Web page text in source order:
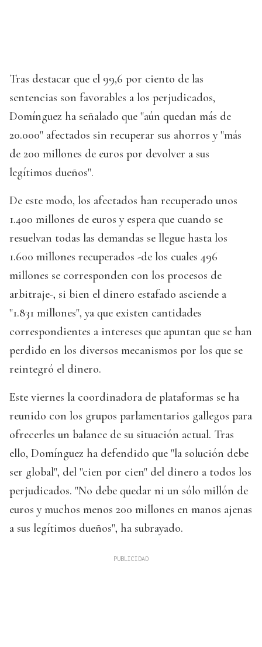
Tras destacar que el 99,6 por ciento de las
sentencias son favorables a los perjudicados,
Domínguez ha señalado que "aún quedan más de
20.000" afectados sin recuperar sus ahorros y "más
de 200 millones de euros por devolver a sus
legítimos dueños".
De este modo, los afectados han recuperado unos
1.400 millones de euros y espera que cuando se
resuelvan todas las demandas se llegue hasta los
1.600 millones recuperados -de los cuales 496
millones se corresponden con los procesos de
arbitraje-, si bien el dinero estafado asciende a
"1.831 millones", ya que existen cantidades
correspondientes a intereses que apuntan que se han
perdido en los diversos mecanismos por los que se
reintegró el dinero.
Este viernes la coordinadora de plataformas se ha
reunido con los grupos parlamentarios gallegos para
ofrecerles un balance de su situación actual. Tras
ello, Domínguez ha defendido que "la solución debe
ser global", del "cien por cien" del dinero a todos los
perjudicados. "No debe quedar ni un sólo millón de
euros y muchos menos 200 millones en manos ajenas
a sus legítimos dueños", ha subrayado.